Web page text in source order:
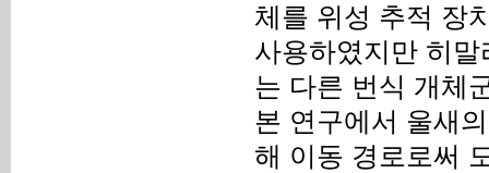
체를 위성 추적 장
사용하였지만 히
는 다른 번식 개체
본 연구에서 울새
해 이동 경로로써